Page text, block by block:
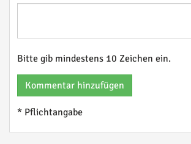
Bitte gib mindestens 10 Zeichen ein.
Kommentar hinzufügen
* Pflichtangabe